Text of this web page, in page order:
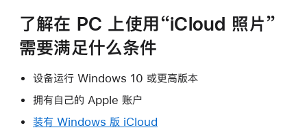
了解在 PC 上使用“iCloud 照片”
需要满足什么条件
设备运行 Windows 10 或更高版本
拥有自己的 Apple 账户
装有 Windows 版 iCloud